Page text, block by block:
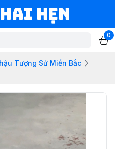
Hai Hẹn
0
Tượng Sứ Miền Bắc